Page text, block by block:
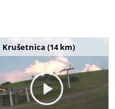
Krušetnica (14 km)